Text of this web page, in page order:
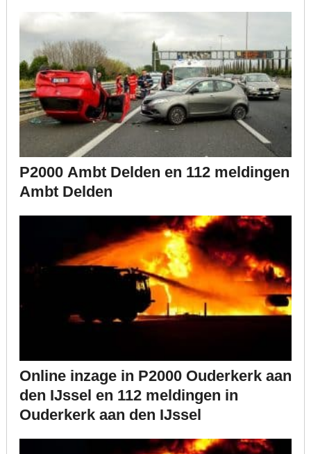
P2000 Ambt Delden en 112 meldingen
Ambt Delden
Online inzage in P2000 Ouderkerk aan
den IJssel en 112 meldingen in
Ouderkerk aan den IJssel